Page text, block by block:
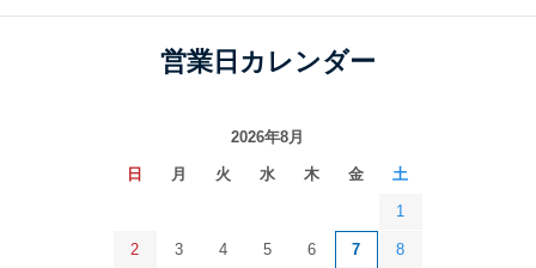
営業日カレンダー
2026年8月
日 月 火 水 木 金 土
1
2 3 4 5 6 7 8